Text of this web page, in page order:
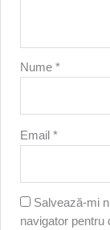
Nume*
Email*
Salvează-mi
navigator pentru